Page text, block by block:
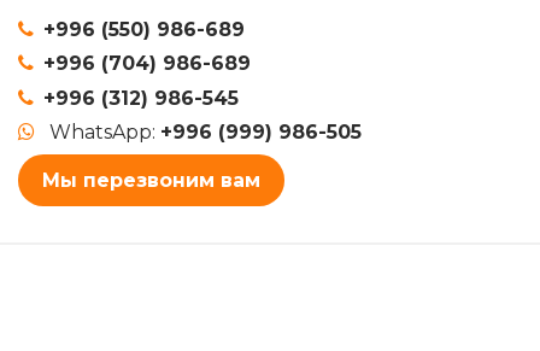
+996 (550) 986-689
+996 (704) 986-689
+996 (312) 986-545
WhatsApp: +996 (999) 986-505
Мы перезвоним вам